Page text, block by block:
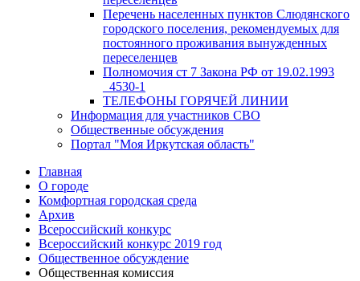
Перечень населенных пунктов Слюдянского
городского поселения, рекомендуемых для
постоянного проживания вынужденных
переселенцев
Полномочия ст 7 Закона РФ от 19.02.1993
_4530-1
ТЕЛЕФОНЫ ГОРЯЧЕЙ ЛИНИИ
Информация для участников СВО
Общественные обсуждения
Портал "Моя Иркутская область"
Главная
О городе
Комфортная городская среда
Архив
Всероссийский конкурс
Всероссийский конкурс 2019 год
Общественное обсуждение
Общественная комиссия